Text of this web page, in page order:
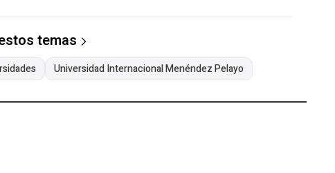
temas
Universidad Internacional Menéndez Pelayo